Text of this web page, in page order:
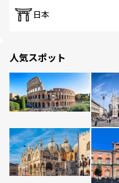
日本
人気スポット